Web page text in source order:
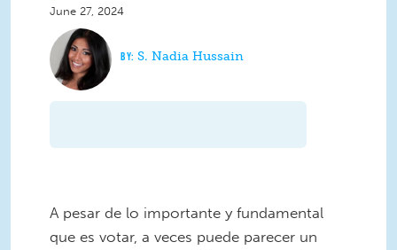
June 27, 2024
S. Nadia Hussain
A pesar de lo importante y fundamental
que es votar, a veces puede parecer un